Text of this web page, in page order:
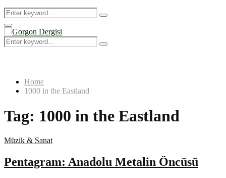
Search
for:
Search
Primary
Menu
Search
for:
Search
Home
1000 in the Eastland
Tag: 1000 in the Eastland
Müzik & Sanat
Pentagram: Anadolu Metalin Öncüsü